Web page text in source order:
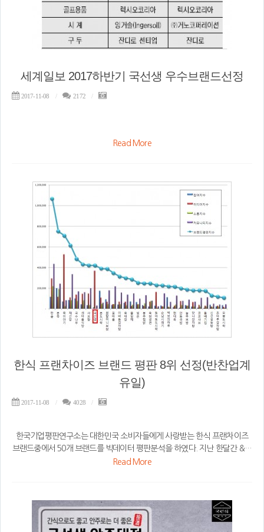
세계일보 2017하반기 국선생 우수브랜드선정
2017-11-08 2172
Read More
한식 프랜차이즈 브랜드 평판 8위 선정(반찬업계
유일)
2017-11-08 4028
한국기업평판연구소는 대한민국 소비자들에게 사랑받는 한식 프랜차이즈
브랜드중에서 50개 브랜드를 빅데이터 평판분석을 하였다. 지난 한달간 &…
Read More